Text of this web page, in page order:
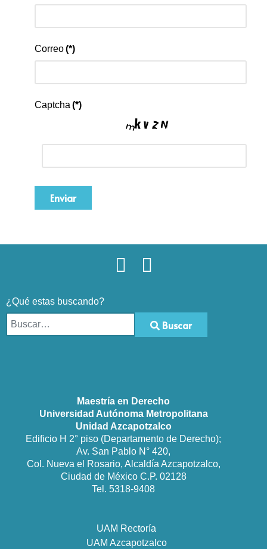
Correo(*)
Captcha (*)
Enviar
¿Qué estas buscando?
Buscar
Maestría en Derecho
Universidad Autónoma Metropolitana
Unidad Azcapotzalco
Edificio H 2° piso (Departamento de Derecho);
Av. San Pablo N° 420,
Col. Nueva el Rosario, Alcaldía Azcapotzalco,
Ciudad de México C.P. 02128
Tel. 5318-9408
UAM Rectoría
UAM Azcapotzalco